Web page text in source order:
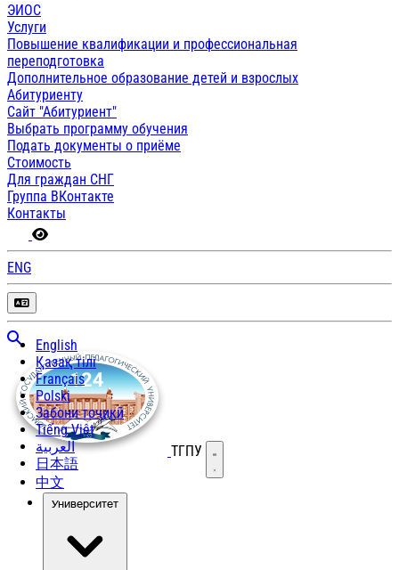
ЭИОС
Услуги
Повышение квалификации и профессиональная
переподготовка
Дополнительное образование детей и взрослых
Абитуриенту
Сайт "Абитуриент"
Выбрать программу обучения
Подать документы о приёме
Стоимость
Для граждан СНГ
Группа ВКонтакте
Контакты
ENG
English
Қазақ тілі
Français
Polski
Забони тоҷикӣ
Tiếng Việt
العربية
日本語
中文
ТГПУ Открыть меню
Университет